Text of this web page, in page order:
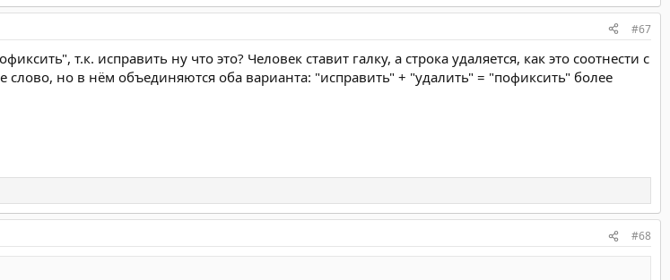
#67
т.к. исправить ну что это? Человек ставит галку, а строка удаляется, как это соотнести с
слово, но в нём объединяются оба варианта: "исправить" + "удалить" = "пофиксить" более
#68